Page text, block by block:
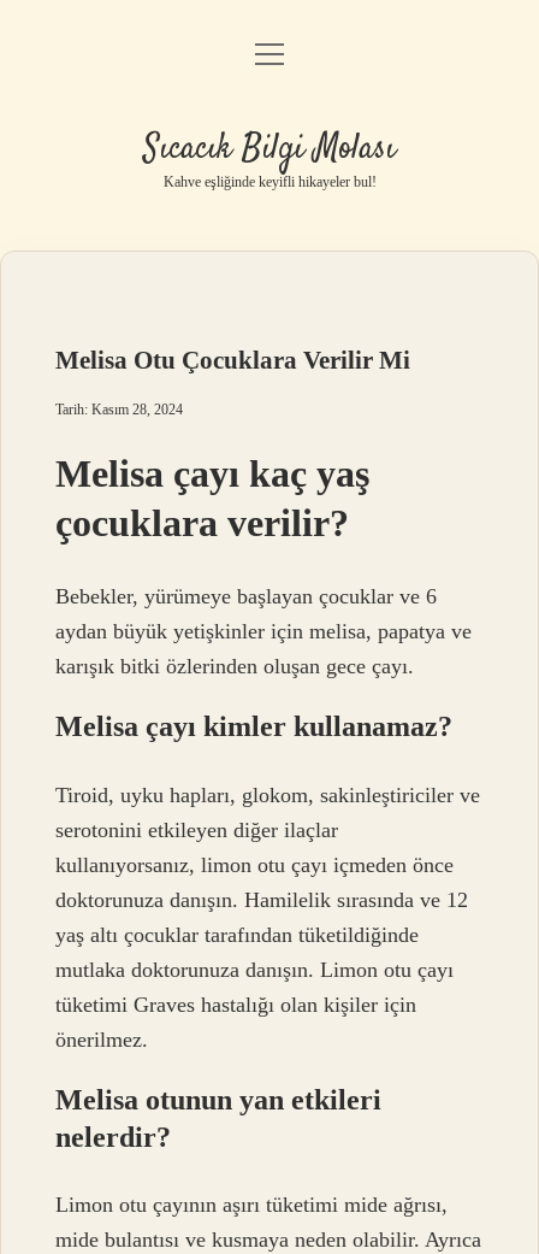
Anasayfa
Yasal Uyarı
menüyü
Sıcacık Bilgi Molası
Kahve eşliğinde keyifli hikayeler bul!
Melisa Otu Çocuklara Verilir Mi
Tarih: Kasım 28, 2024
Melisa çayı kaç yaş
çocuklara verilir?
Bebekler, yürümeye başlayan çocuklar ve 6
aydan büyük yetişkinler için melisa, papatya ve
karışık bitki özlerinden oluşan gece çayı.
Melisa çayı kimler kullanamaz?
Tiroid, uyku hapları, glokom, sakinleştiriciler ve
serotonini etkileyen diğer ilaçlar
kullanıyorsanız, limon otu çayı içmeden önce
doktorunuza danışın. Hamilelik sırasında ve 12
yaş altı çocuklar tarafından tüketildiğinde
mutlaka doktorunuza danışın. Limon otu çayı
tüketimi Graves hastalığı olan kişiler için
önerilmez.
Melisa otunun yan etkileri
nelerdir?
Limon otu çayının aşırı tüketimi mide ağrısı,
mide bulantısı ve kusmaya neden olabilir. Ayrıca